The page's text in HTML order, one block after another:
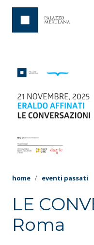
home eventi passati
LE
Roma